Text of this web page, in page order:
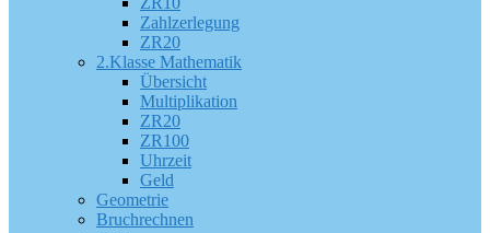
Zahlzerlegung
ZR20
2.Klasse Mathematik
Übersicht
Multiplikation
ZR20
ZR100
Uhrzeit
Geld
Geometrie
Bruchrechnen